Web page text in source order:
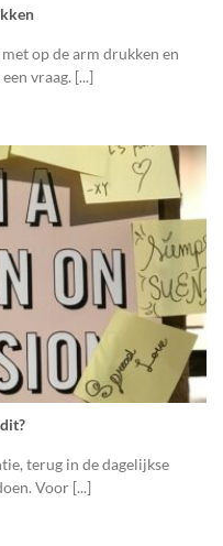
op de arm drukken en
vraag. [...]
terug in de dagelijkse
Voor [...]